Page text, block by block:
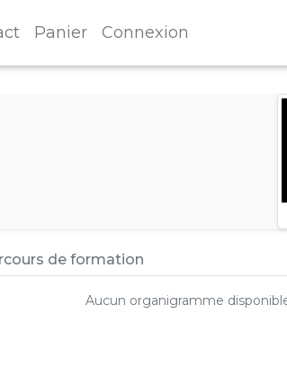
Panier Connexion
de formation
Aucun organigramme